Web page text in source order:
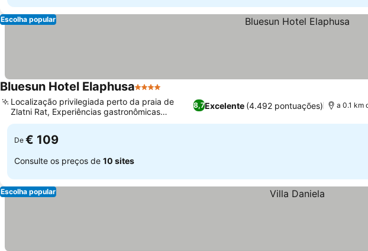
Escolha popular
Bluesun Hotel Elaphusa4 Estrelas
8,7Excelente (4.492 pontuações)
Localização privilegiada perto da praia de
Zlatni Rat, Experiências gastronômicas
diversas e de alta qualidade
a 0.1 km
De € 109
Consulte os preços de 10 sites
Escolha popular